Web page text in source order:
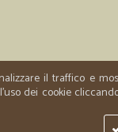
il traffico e
dei cookie